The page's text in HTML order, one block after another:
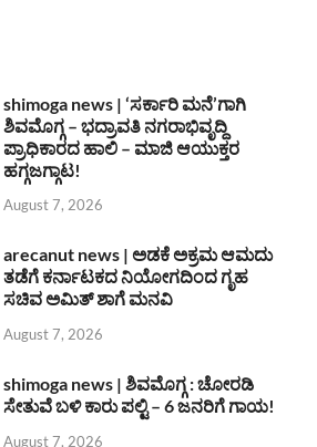
shimoga news | ‘ಸರ್ಕಾರಿ ಮನೆ’ಗಾಗಿ
ಶಿವಮೊಗ್ಗ – ಭದ್ರಾವತಿ ನಗರಾಭಿವೃದ್ದಿ
ಪ್ರಾಧಿಕಾರದ ಹಾಲಿ – ಮಾಜಿ ಆಯುಕ್ತರ
ಹಗ್ಗಜಗ್ಗಾಟ!
August 7, 2026
arecanut news | ಅಡಕೆ ಅಕ್ರಮ ಆಮದು
ತಡೆಗೆ ಕರ್ನಾಟಕದ ನಿಯೋಗದಿಂದ ಗೃಹ
ಸಚಿವ ಅಮಿತ್ ಶಾಗೆ ಮನವಿ
August 7, 2026
shimoga news | ಶಿವಮೊಗ್ಗ : ಚೋರಡಿ
ಸೇತುವೆ ಬಳಿ ಕಾರು ಪಲ್ಟಿ – 6 ಜನರಿಗೆ ಗಾಯ!
August 7, 2026